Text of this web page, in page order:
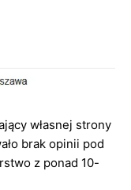
własnej strony
brak opinii pod
z ponad 10-